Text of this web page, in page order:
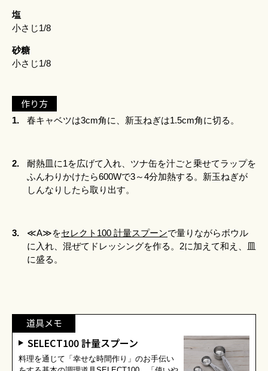
塩
小さじ1/8
砂糖
小さじ1/8
作り方
1. 春キャベツは3cm角に、新玉ねぎは1.5cm角に切る。
2.
耐熱皿に1を広げて入れ、ツナ缶を汁ごと乗せてラップを
ふんわりかけたら600Wで3～4分加熱する。新玉ねぎが
しんなりしたら取り出す。
3. ≪A≫をセレクト100 計量スプーンで量りながらボウル
に入れ、混ぜてドレッシングを作る。2に加えて和え、皿
に盛る。
道具メモ
SELECT100 計量スプーン
料理を通じて「幸せな時間作り」のお手伝い